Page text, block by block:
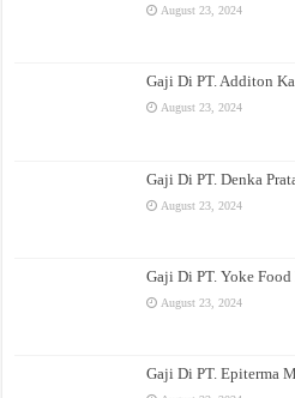
August 23, 2024
Gaji Di PT. Additon
August 23, 2024
Gaji Di PT. Denka
August 23, 2024
Gaji Di PT. Yoke
August 23, 2024
Gaji Di PT. Epiterma